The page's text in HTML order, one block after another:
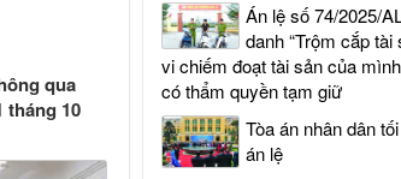
qua
tháng 10
Án lệ số 74/2025/
danh “Trộm cắp tài
vi chiếm đoạt tài sản của
có thẩm quyền tạm giữ
Tòa án nhân dân
án lệ